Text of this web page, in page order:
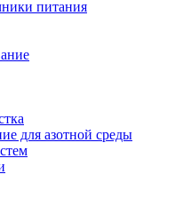
питания
для азотной среды